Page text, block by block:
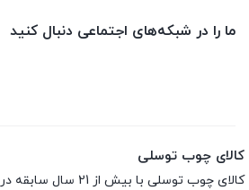
ما را در شبکه‌های اجتماعی دنبال کنید
کالای چوب توسلی
کالای چوب توسلی با